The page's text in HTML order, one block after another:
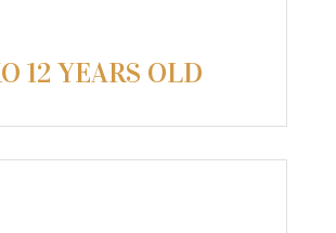
12 YEARS OLD